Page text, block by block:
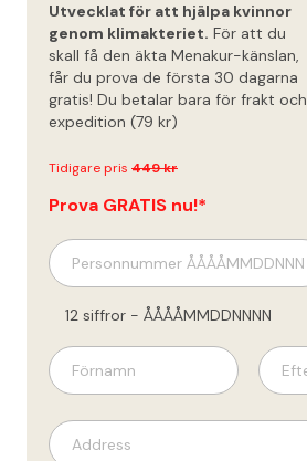
Utvecklat för att hjälpa kvinnor
genom klimakteriet. För att du
skall få den äkta Menakur-känslan,
får du prova de första 30 dagarna
gratis! Du betalar bara för frakt och
expedition (79 kr)
Tidigare pris 449 kr
Prova GRATIS nu!*
12 siffror - ÅÅÅÅMMDDNNNN